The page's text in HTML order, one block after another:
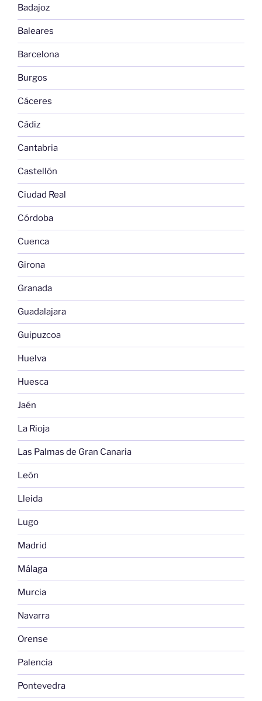
Badajoz
Baleares
Barcelona
Burgos
Cáceres
Cádiz
Cantabria
Castellón
Ciudad Real
Córdoba
Cuenca
Girona
Granada
Guadalajara
Guipuzcoa
Huelva
Huesca
Jaén
La Rioja
Las Palmas de Gran Canaria
León
Lleida
Lugo
Madrid
Málaga
Murcia
Navarra
Orense
Palencia
Pontevedra